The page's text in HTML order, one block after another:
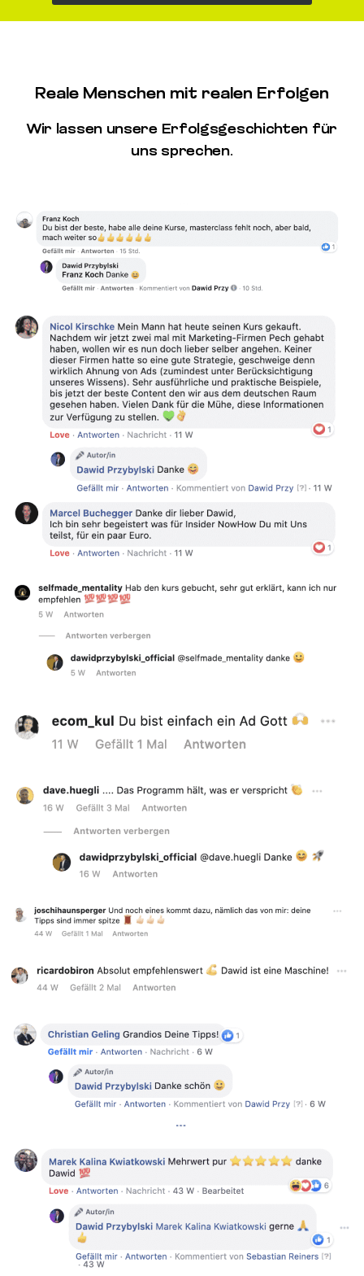
Reale Menschen mit realen Erfolgen
Wir lassen unsere Erfolgsgeschichten für
uns sprechen.